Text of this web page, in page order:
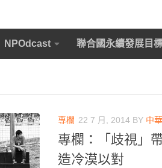
NPOdcast 聯合國永續發展目
專欄 22 7 月, 2014 BY 中
專欄：「歧視」
造冷漠以對